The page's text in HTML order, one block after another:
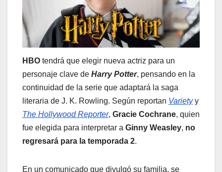
HBO tendrá que elegir nueva actriz para un
personaje clave de Harry Potter, pensando en la
continuidad de la serie que adaptará la saga
literaria de J. K. Rowling. Según reportan Varietyy
The Hollywood Reporter, Gracie Cochrane, quien
fue elegida para interpretar a Ginny Weasley, no
regresará para la temporada 2.
En un comunicado que divulgó su familia, se